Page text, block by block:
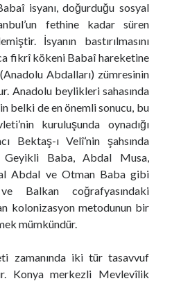
isyanı, doğurduğu sosyal
fethine kadar süren
İsyanın bastırılmasını
fikrî kökeni Babaî hareketine
Abdalları) zümresinin
Anadolu beylikleri sahasında
belki de en önemli sonucu, bu
kuruluşunda oynadığı
Bektaş-ı Velî’nin şahsında
Baba, Abdal Musa,
Abdal ve Otman Baba gibi
Balkan coğrafyasındaki
kolonizasyon metodunun bir
mümkündür.
zamanında iki tür tasavvuf
Konya merkezli Mevlevîlik